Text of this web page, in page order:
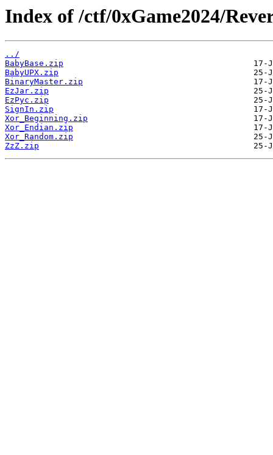
Index of /ctf/0xGame2024/
../
BabyBase.zip
BabyUPX.zip
BinaryMaster.zip
EzJar.zip
EzPyc.zip
SignIn.zip
Xor_Beginning.zip
Xor_Endian.zip
Xor_Random.zip
ZzZ.zip